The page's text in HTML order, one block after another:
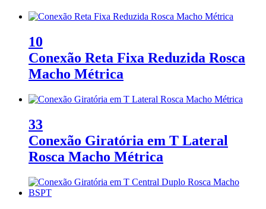
10
Conexão Reta Fixa Reduzida Rosca
Macho Métrica
33
Conexão Giratória em T Lateral
Rosca Macho Métrica